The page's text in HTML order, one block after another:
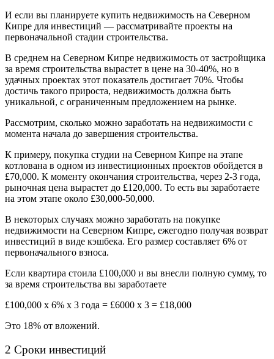
И если вы планируете купить недвижимость на Северном
Кипре для инвестиций — рассматривайте проекты на
первоначальной стадии строительства.
В среднем на Северном Кипре недвижимость от застройщика
за время строительства вырастет в цене на 30-40%, но в
удачных проектах этот показатель достигает 70%. Чтобы
достичь такого прироста, недвижимость должна быть
уникальной, с ограниченным предложением на рынке.
Рассмотрим, сколько можно заработать на недвижимости с
момента начала до завершения строительства.
К примеру, покупка студии на Северном Кипре на этапе
котлована в одном из инвестиционных проектов обойдется в
£70,000. К моменту окончания строительства, через 2-3 года,
рыночная цена вырастет до £120,000. То есть вы заработаете
на этом этапе около £30,000-50,000.
В некоторых случаях можно заработать на покупке
недвижимости на Северном Кипре, ежегодно получая возврат
инвестиций в виде кэшбека. Его размер составляет 6% от
первоначального взноса.
Если квартира стоила £100,000 и вы внесли полную сумму, то
за время строительства вы заработаете
£100,000 х 6% х 3 года = £6000 х 3 = £18,000
Это 18% от вложений.
2 Сроки инвестиций